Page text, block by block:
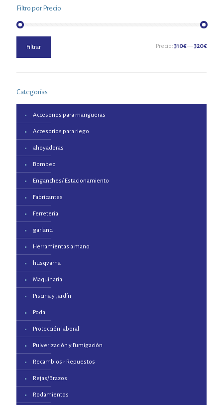
Filtro por Precio
mínimo
máximo
Filtrar Precio: 310€—320€
Categorías
Accesorios para mangueras
Accesorios para riego
ahoyadoras
Bombeo
Enganches/ Estacionamiento
Fabricantes
Ferreteria
garland
Herramientas a mano
husqvarna
Maquinaria
Piscina y Jardín
Poda
Protección laboral
Pulverización y Fumigación
Recambios - Repuestos
Rejas/Brazos
Rodamientos